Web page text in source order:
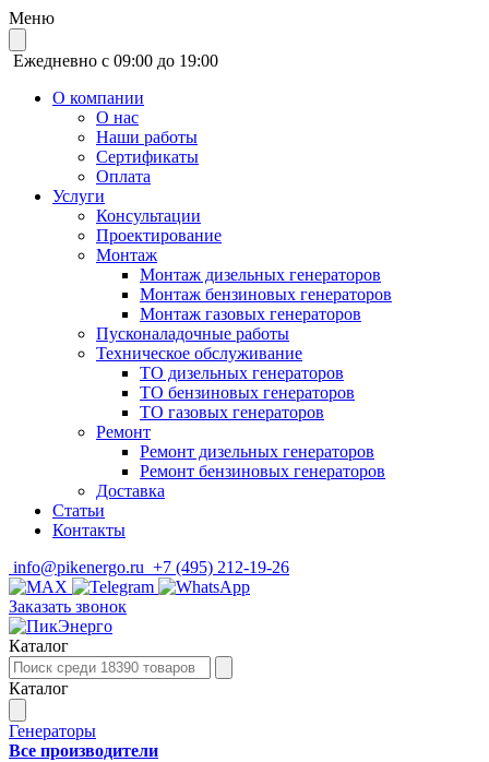
Меню
Ежедневно с 09:00 до 19:00
О компании
О нас
Наши работы
Сертификаты
Оплата
Услуги
Консультации
Проектирование
Монтаж
Монтаж дизельных генераторов
Монтаж бензиновых генераторов
Монтаж газовых генераторов
Пусконаладочные работы
Техническое обслуживание
ТО дизельных генераторов
ТО бензиновых генераторов
ТО газовых генераторов
Ремонт
Ремонт дизельных генераторов
Ремонт бензиновых генераторов
Доставка
Статьи
Контакты
info@pikenergo.ru +7 (495) 212-19-26
Заказать звонок
Каталог
Каталог
Генераторы
Все производители